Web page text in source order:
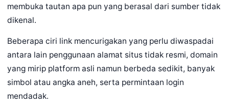
membuka tautan apa pun yang berasal dari sumber tidak
dikenal.
Beberapa ciri link mencurigakan yang perlu diwaspadai
antara lain penggunaan alamat situs tidak resmi, domain
yang mirip platform asli namun berbeda sedikit, banyak
simbol atau angka aneh, serta permintaan login
mendadak.